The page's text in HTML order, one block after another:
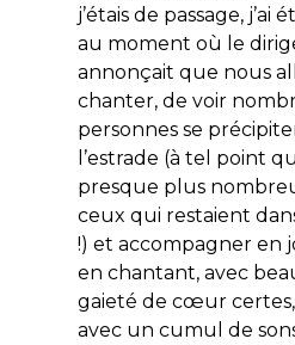
j’étais de passage, j’ai
au moment où le
annonçait que nous
chanter, de voir
personnes se
l’estrade (à tel point
presque plus
ceux qui restaient
!) et accompagner en
en chantant, avec
gaieté de cœur certes,
avec un cumul de